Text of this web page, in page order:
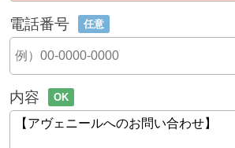
電話番号 任意
内容 OK